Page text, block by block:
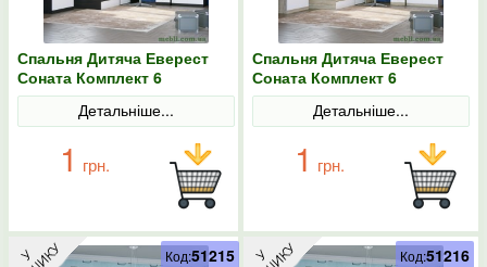
Спальня Дитяча Еверест
Соната Комплект 6
(модульна - 5 елементів)
венге темний/білий
Детальніше...
1 грн.
Спальня Дитяча Еверест
Соната Комплект 6
(модульна - 5 елементів)
дуб сонома/білий
Детальніше...
1 грн.
Код:51215 Код:51216